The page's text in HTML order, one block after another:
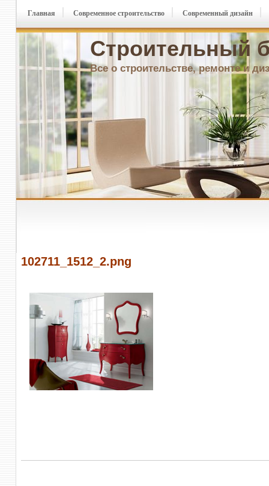
Строительный
Все о строительстве, ремонте и
Главная Современное строительство Современный дизайн
102711_1512_2.png